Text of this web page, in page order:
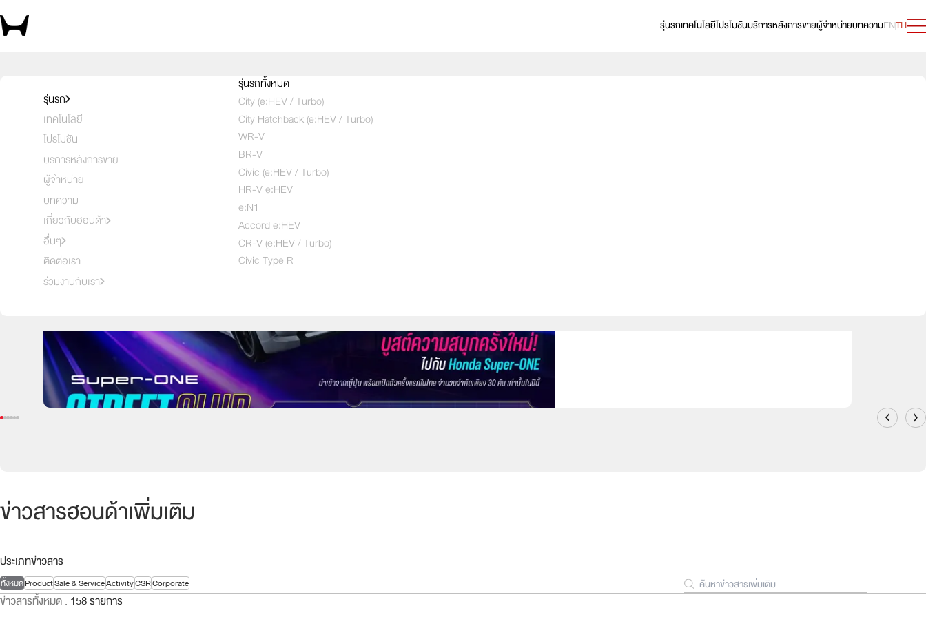
รุ่นรถเทคโนโลยีโปรโมชันบริการหลังการขายผู้จำหน่ายบทความENTH
รุ่นรถ
เทคโนโลยี
โปรโมชัน
บริการหลังการขาย
ผู้จำหน่าย
บทความ
เกี่ยวกับฮอนด้า
อื่นๆ
ติดต่อเรา
ร่วมงานกับเรา
รุ่นรถทั้งหมด
City (e:HEV / Turbo)
City Hatchback (e:HEV / Turbo)
WR-V
BR-V
Civic (e:HEV / Turbo)
HR-V e:HEV
e:N1
Accord e:HEV
CR-V (e:HEV / Turbo)
Civic Type R
ข่าวสารฮอนด้าเพิ่มเติม
ประเภทข่าวสาร
ทั้งหมดProductSale & ServiceActivityCSRCorporate
ข่าวสารทั้งหมด: 158 รายการ